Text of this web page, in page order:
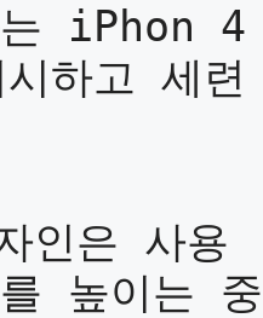
는 iPhon 4
하고 세련
인은 사용
높이는 중